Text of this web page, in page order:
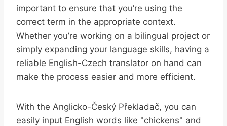
important to ensure that you’re using the
correct term in the appropriate context.
Whether you’re working on a bilingual project or
simply expanding your language skills, having a
reliable English-Czech translator on hand can
make the process easier and more efficient.
With the Anglicko-Český Překladač, you can
easily input English words like "chickens" and